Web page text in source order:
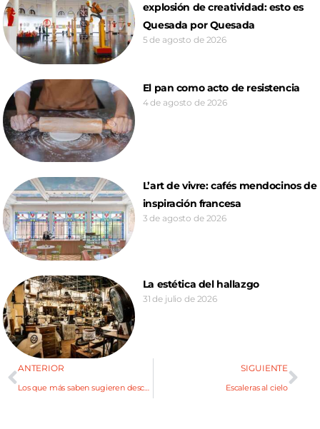
explosión de creatividad: esto es
Quesada por Quesada
5 de agosto de 2026
El pan como acto de resistencia
4 de agosto de 2026
L’art de vivre: cafés mendocinos de
inspiración francesa
3 de agosto de 2026
La estética del hallazgo
31 de julio de 2026
ANTERIOR
Los que más saben sugieren descorchar…
SIGUIENTE
Escaleras al cielo